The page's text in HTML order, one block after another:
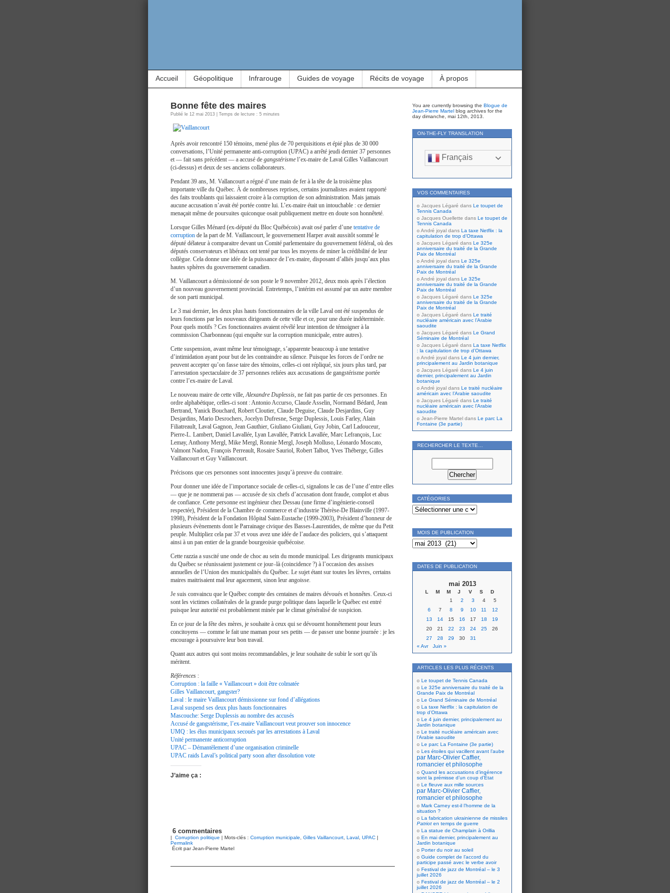
Accueil Géopolitique Infrarouge Guides de voyage Récits de voyage À propos
Bonne fête des maires
Publié le 12 mai 2013 | Temps de lecture : 5 minutes
Après avoir rencontré 150 témoins, mené plus de 70 perquisitions et épié plus de 30 000
conversations, l’Unité permanente anti-corruption (UPAC) a arrêté jeudi dernier 37 personnes
et — fait sans précédent — a accusé de gangstérisme l’ex-maire de Laval Gilles Vaillancourt
(ci-dessus) et deux de ses anciens collaborateurs.
Pendant 39 ans, M. Vallancourt a régné d’une main de fer à la tête de la troisième plus
importante ville du Québec. À de nombreuses reprises, certains journalistes avaient rapporté
des faits troublants qui laissaient croire à la corruption de son administration. Mais jamais
aucune accusation n’avait été portée contre lui. L’ex-maire était un intouchable : ce dernier
menaçait même de poursuites quiconque osait publiquement mettre en doute son honnêteté.
Lorsque Gilles Ménard (ex-député du Bloc Québécois) avait osé parler d’une tentative de
corruption de la part de M. Vaillancourt, le gouvernement Harper avait aussitôt sommé le
député délateur à comparaitre devant un Comité parlementaire du gouvernement fédéral, où des
députés conservateurs et libéraux ont tenté par tous les moyens de miner la crédibilité de leur
collègue. Cela donne une idée de la puissance de l’ex-maire, disposant d’alliés jusqu’aux plus
hautes sphères du gouvernement canadien.
M. Vaillancourt a démissionné de son poste le 9 novembre 2012, deux mois après l’élection
d’un nouveau gouvernement provincial. Entretemps, l’intérim est assumé par un autre membre
de son parti municipal.
Le 3 mai dernier, les deux plus hauts fonctionnnaires de la ville Laval ont été suspendus de
leurs fonctions par les nouveaux dirigeants de cette ville et ce, pour une durée indéterminée.
Pour quels motifs ? Ces fonctionnaires avaient révélé leur intention de témoigner à la
commission Charbonneau (qui enquête sur la corruption municipale, entre autres).
Cette suspension, avant même leur témoignage, s’apparente beaucoup à une tentative
d’intimidation ayant pour but de les contraindre au silence. Puisque les forces de l’ordre ne
peuvent accepter qu’on fasse taire des témoins, celles-ci ont répliqué, six jours plus tard, par
l’arrestation spectaculaire de 37 personnes reliées aux accusations de gangstérisme portée
contre l’ex-maire de Laval.
Le nouveau maire de cette ville,Alexandre Duplessis, ne fait pas partie de ces personnes. En
ordre alphabétique, celles-ci sont : Antonio Accurso, Claude Asselin, Normand Bédard, Jean
Bertrand, Yanick Bouchard, Robert Cloutier, Claude Deguise, Claude Desjardins, Guy
Desjardins, Mario Desrochers, Jocelyn Dufresne, Serge Duplessis, Louis Farley, Alain
Filiatreault, Laval Gagnon, Jean Gauthier, Giuliano Giuliani, Guy Jobin, Carl Ladouceur,
Pierre-L. Lambert, Daniel Lavallée, Lyan Lavallée, Patrick Lavallée, Marc Lefrançois, Luc
Lemay, Anthony Mergl, Mike Mergl, Ronnie Mergl, Joseph Molluso, Léonardo Moscato,
Valmont Nadon, François Perreault, Rosaire Sauriol, Robert Talbot, Yves Théberge, Gilles
Vaillancourt et Guy Vaillancourt.
Précisons que ces personnes sont innocentes jusqu’à preuve du contraire.
Pour donner une idée de l’importance sociale de celles-ci, signalons le cas de l’une d’entre elles
— que je ne nommerai pas — accusée de six chefs d’accusation dont fraude, complot et abus
de confiance. Cette personne est ingénieur chez Dessau (une firme d’ingénierie-conseil
respectée), Président de la Chambre de commerce et d’industrie Thérèse-De Blainville (1997-
1998), Président de la Fondation Hôpital Saint-Eustache (1999-2003), Président d’honneur de
plusieurs évènements dont le Parrainage civique des Basses-Laurentides, de même que du Petit
peuple. Multipliez cela par 37 et vous avez une idée de l’audace des policiers, qui s’attaquent
ainsi à un pan entier de la grande bourgeoisie québécoise.
Cette razzia a suscité une onde de choc au sein du monde municipal. Les dirigeants municipaux
du Québec se réunissaient justement ce jour–là (coincidence ?) à l’occasion des assises
annuelles de l’Union des municipalités du Québec. Le sujet étant sur toutes les lèvres, certains
maires maitrisaient mal leur agacement, sinon leur angoisse.
Je suis convaincu que le Québec compte des centaines de maires dévoués et honnêtes. Ceux-ci
sont les victimes collatérales de la grande purge politique dans laquelle le Québec est entré
puisque leur autorité est probablement minée par le climat généralisé de suspicion.
En ce jour de la fête des mères, je souhaite à ceux qui se dévouent honnêtement pour leurs
concitoyens — comme le fait une maman pour ses petits — de passer une bonne journée : je les
encourage à poursuivre leur bon travail.
Quant aux autres qui sont moins recommandables, je leur souhaite de subir le sort qu’ils
méritent.
Références :
Corruption : la faille « Vaillancourt » doit être colmatée
Gilles Vaillancourt, gangster?
Laval : le maire Vaillancourt démissionne sur fond d’allégations
Laval suspend ses deux plus hauts fonctionnaires
Mascouche: Serge Duplessis au nombre des accusés
Accusé de gangstérisme, l’ex-maire Vaillancourt veut prouver son innocence
UMQ : les élus municipaux secoués par les arrestations à Laval
Unité permanente anticorruption
UPAC – Démantèlement d’une organisation criminelle
UPAC raids Laval’s political party soon after dissolution vote
J’aime ça :
6 commentaires
| Corruption politique | Mots-clés : Corruption municipale Gilles Vaillancourt Laval UPAC |
Permalink
Écrit par Jean-Pierre Martel
You are currently browsing the Blogue de
Jean-Pierre Martel blog archives for the
day dimanche, mai 12th, 2013.
ON-THE-FLY TRANSLATION
Français
VOS COMMENTAIRES
Jacques Légaré dans Le toupet de
Tennis Canada
Jacques Ouellette dans Le toupet de
Tennis Canada
André joyal dans La taxe Netflix : la
capitulation de trop d’Ottawa
Jacques Légaré dans Le 325e
anniversaire du traité de la Grande
Paix de Montréal
André joyal dans Le 325e
anniversaire du traité de la Grande
Paix de Montréal
André joyal dans Le 325e
anniversaire du traité de la Grande
Paix de Montréal
Jacques Légaré dans Le 325e
anniversaire du traité de la Grande
Paix de Montréal
Jacques Légaré dans Le traité
nucléaire américain avec l’Arabie
saoudite
Jacques Légaré dans Le Grand
Séminaire de Montréal
Jacques Légaré dans La taxe Netflix
: la capitulation de trop d’Ottawa
André joyal dans Le 4 juin dernier,
principalement au Jardin botanique
Jacques Légaré dans Le 4 juin
dernier, principalement au Jardin
botanique
André joyal dans Le traité nucléaire
américain avec l’Arabie saoudite
Jacques Légaré dans Le traité
nucléaire américain avec l’Arabie
saoudite
Jean-Pierre Martel dans Le parc La
Fontaine (3e partie)
RECHERCHER LE TEXTE…
CATÉGORIES
Catégories
MOIS DE PUBLICATION
Mois
de
publication
DATES DE PUBLICATION
mai 2013
L M M J V S
D
1
2 3 4
5
6
7 8 9 10 11
12
13
14 15 16 17 18
19
20
21 22 23 24 25
26
27
28 29 30
31
« Avr
Juin »
ARTICLES LES PLUS RÉCENTS
Le toupet de Tennis Canada
Le 325e anniversaire du traité de la
Grande Paix de Montréal
Le Grand Séminaire de Montréal
La taxe Netflix : la capitulation de
trop d’Ottawa
Le 4 juin dernier, principalement au
Jardin botanique
Le traité nucléaire américain avec
l’Arabie saoudite
Le parc La Fontaine (3e partie)
Les étoiles qui vacillent avant l’aube
par Marc-Olivier Caffier,
romancier et philosophe
Quand les accusations d’ingérence
sont la prémisse d’un coup d’État
Le fleuve aux mille sources
par Marc-Olivier Caffier,
romancier et philosophe
Mark Carney est-il l’homme de la
situation ?
La fabrication ukrainienne de missiles
Patriot en temps de guerre
La statue de Champlain à Orillia
En mai dernier, principalement au
Jardin botanique
Porter du noir au soleil
Guide complet de l’accord du
participe passé avec le verbe avoir
Festival de jazz de Montréal – le 3
juillet 2026
Festival de jazz de Montréal – le 2
juillet 2026